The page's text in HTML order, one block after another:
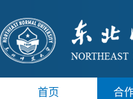
首页 合